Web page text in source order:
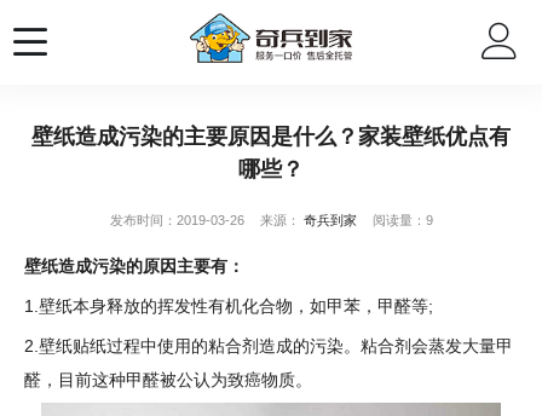
壁纸造成污染的主要原因是什么？家装壁纸优点有
哪些？
发布时间：2019-03-26 来源： 奇兵到家 阅读量：9
壁纸造成污染的原因主要有：
1.壁纸本身释放的挥发性有机化合物，如甲苯，甲醛等;
2.壁纸贴纸过程中使用的粘合剂造成的污染。粘合剂会蒸发大量甲
醛，目前这种甲醛被公认为致癌物质。